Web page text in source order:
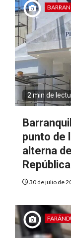
2 min de
punto de
alterna
República
30 de julio de